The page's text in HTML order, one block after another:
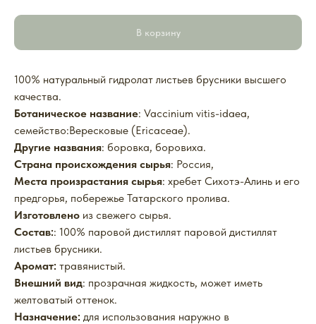
В корзину
100% натуральный гидролат листьев брусники высшего
качества.
Ботаническое название: Vaccinium vitis-idaea,
семейство:Вересковые (Ericaceae).
Другие названия: боровка, боровиха.
Страна происхождения сырья: Россия,
Места произрастания сырья: хребет Сихотэ-Алинь и его
предгорья, побережье Татарского пролива.
Изготовлено из свежего сырья.
Состав:: 100% паровой дистиллят паровой дистиллят
листьев брусники.
Аромат: травянистый.
Внешний вид: прозрачная жидкость, может иметь
желтоватый оттенок.
Назначение: для использования наружно в